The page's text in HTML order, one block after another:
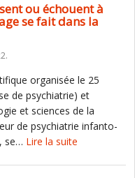
ou échouent à
se fait dans la
organisée le 25
de psychiatrie) et
et sciences de la
de psychiatrie infanto-
se… Lire la suite